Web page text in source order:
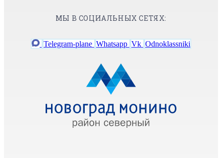
МЫ В СОЦИАЛЬНЫХ СЕТЯХ:
Telegram-plane Whatsapp Vk Odnoklassniki